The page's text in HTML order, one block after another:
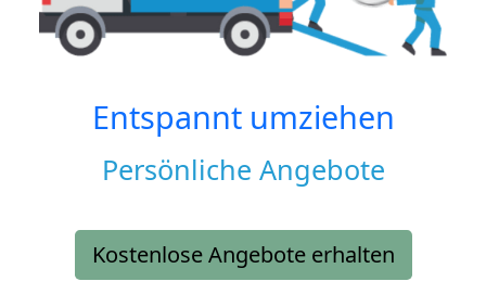
Entspannt umziehen
Persönliche Angebote
Kostenlose Angebote erhalten